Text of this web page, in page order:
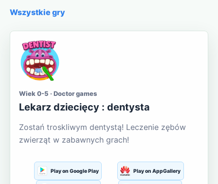
Wszystkie gry
Wiek 0-5 · Doctor games
Lekarz dziecięcy : dentysta
Zostań troskliwym dentystą! Leczenie zębów
zwierząt w zabawnych grach!
Play on Google Play Play on AppGallery